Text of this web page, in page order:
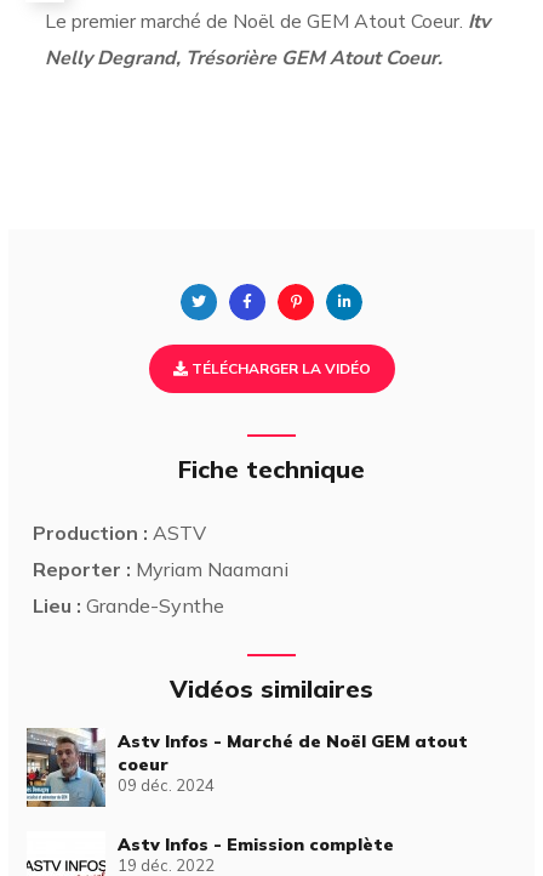
Le premier marché de Noël de GEM Atout Coeur. Itv
Nelly Degrand, Trésorière GEM Atout Coeur.
TÉLÉCHARGER LA VIDÉO
Fiche technique
Production : ASTV
Reporter : Myriam Naamani
Lieu : Grande-Synthe
Vidéos similaires
Astv Infos - Marché de Noël GEM atout
coeur
09 déc. 2024
Astv Infos - Emission complète
19 déc. 2022